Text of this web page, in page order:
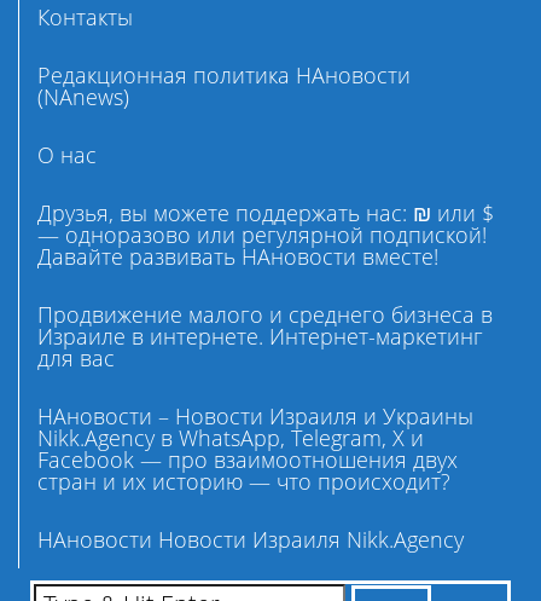
Контакты
Редакционная политика НАновости
(NAnews)
О нас
Друзья, вы можете поддержать нас: ₪ или $
— одноразово или регулярной подпиской!
Давайте развивать НАновости вместе!
Продвижение малого и среднего бизнеса в
Израиле в интернете. Интернет-маркетинг
для вас
НАновости – Новости Израиля и Украины
Nikk.Agency в WhatsApp, Telegram, X и
Facebook — про взаимоотношения двух
стран и их историю — что происходит?
НАновости Новости Израиля Nikk.Agency